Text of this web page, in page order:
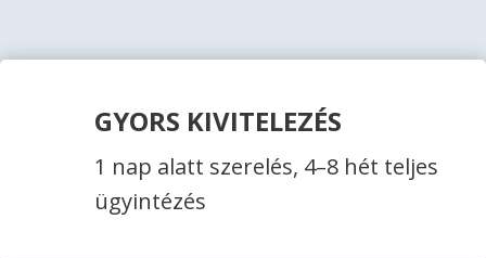
GYORS KIVITELEZÉS
1 nap alatt szerelés, 4–8 hét teljes
ügyintézés